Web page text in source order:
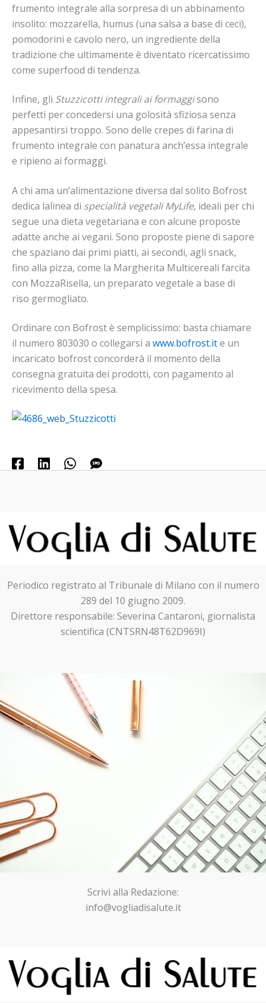
frumento integrale alla sorpresa di un abbinamento
insolito: mozzarella, humus (una salsa a base di ceci),
pomodorini e cavolo nero, un ingrediente della
tradizione che ultimamente è diventato ricercatissimo
come superfood di tendenza.
Infine, gli Stuzzicotti integrali ai formaggisono
perfetti per concedersi una golosità sfiziosa senza
appesantirsi troppo. Sono delle crepes di farina di
frumento integrale con panatura anch’essa integrale
e ripieno ai formaggi.
A chi ama un’alimentazione diversa dal solito Bofrost
dedica lalinea di specialità vegetali MyLife, ideali per chi
segue una dieta vegetariana e con alcune proposte
adatte anche ai vegani. Sono proposte piene di sapore
che spaziano dai primi piatti, ai secondi, agli snack,
fino alla pizza, come la Margherita Multicereali farcita
con MozzaRisella, un preparato vegetale a base di
riso germogliato.
Ordinare con Bofrost è semplicissimo: basta chiamare
il numero 803030 o collegarsi a www.bofrost.ite un
incaricato bofrost concorderà il momento della
consegna gratuita dei prodotti, con pagamento al
ricevimento della spesa.
Periodico registrato al Tribunale di Milano con il numero
289 del 10 giugno 2009.
Direttore responsabile: Severina Cantaroni, giornalista
scientifica (CNTSRN48T62D969I)
Scrivi alla Redazione:
info@vogliadisalute.it